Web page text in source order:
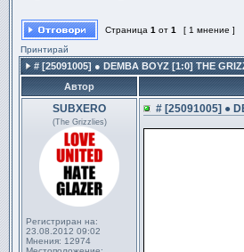
Страница 1 от 1
[ 1 мнение ]
Принтирай
# [25091005] ● DEMBA BOYZ [1:0] THE
Автор
SUBXERO
(The Grizzlies)
Регистриран на:
23.08.2012 09:02
Мнения: 12974
# [25091005] ●